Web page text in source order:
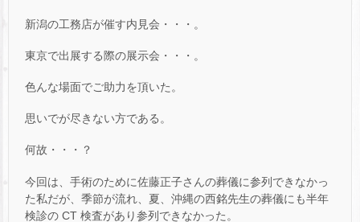
新潟の工務店が催す内見会・・・。
東京で出展する際の展示会・・・。
色んな場面でご助力を頂いた。
思いでが尽きない方である。
何故・・・？
今回は、手術のために佐藤正子さんの葬儀に参列できなかっ
た私だが、季節が流れ、夏、沖縄の西銘先生の葬儀にも半年
検診の CT 検査があり参列できなかった。